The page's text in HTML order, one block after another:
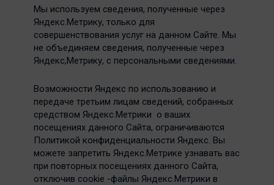
Мы используем сведения, полученные через
Яндекс.Метрику, только для
совершенствования услуг на данном Сайте. Мы
не объединяем сведения, полученные через
Яндекс,Метрику, с персональными сведениями.
Возможности Яндекс по использованию и
передаче третьим лицам сведений, собранных
средством Яндекс.Метрики о ваших
посещениях данного Сайта, ограничиваются
Политикой конфиденциальности Яндекс. Вы
можете запретить Яндекс.Метрике узнавать вас
при повторных посещениях данного Сайта,
отключив cookie -файлы Яндекс.Метрики в